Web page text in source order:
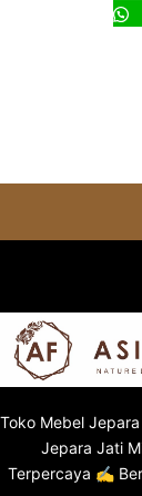
Toko Mebel Jepara
Jepara Jati
Terpercaya ✍